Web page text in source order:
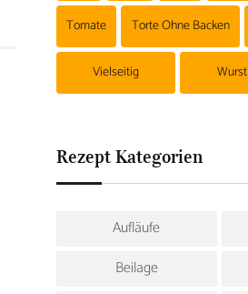
Tomate Torte Ohne Backen
Vielseitig Wurst
Rezept Kategorien
Aufläufe
Beilage